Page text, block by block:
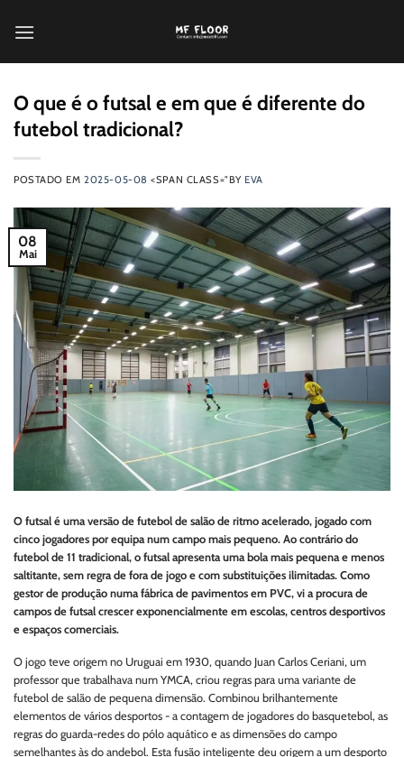
para
O que é o futsal e em que é diferente do
futebol tradicional?
POSTADO EM2025-05-08 <SPAN CLASS="BY EVA
08
Mai
O futsal é uma versão de futebol de salão de ritmo acelerado, jogado com
cinco jogadores por equipa num campo mais pequeno. Ao contrário do
futebol de 11 tradicional, o futsal apresenta uma bola mais pequena e menos
saltitante, sem regra de fora de jogo e com substituições ilimitadas. Como
gestor de produção numa fábrica de pavimentos em PVC, vi a procura de
campos de futsal crescer exponencialmente em escolas, centros desportivos
e espaços comerciais.
O jogo teve origem no Uruguai em 1930, quando Juan Carlos Ceriani, um
professor que trabalhava num YMCA, criou regras para uma variante de
futebol de salão de pequena dimensão. Combinou brilhantemente
elementos de vários desportos - a contagem de jogadores do basquetebol, as
regras do guarda-redes do pólo aquático e as dimensões do campo
semelhantes às do andebol. Esta fusão inteligente deu origem a um desporto